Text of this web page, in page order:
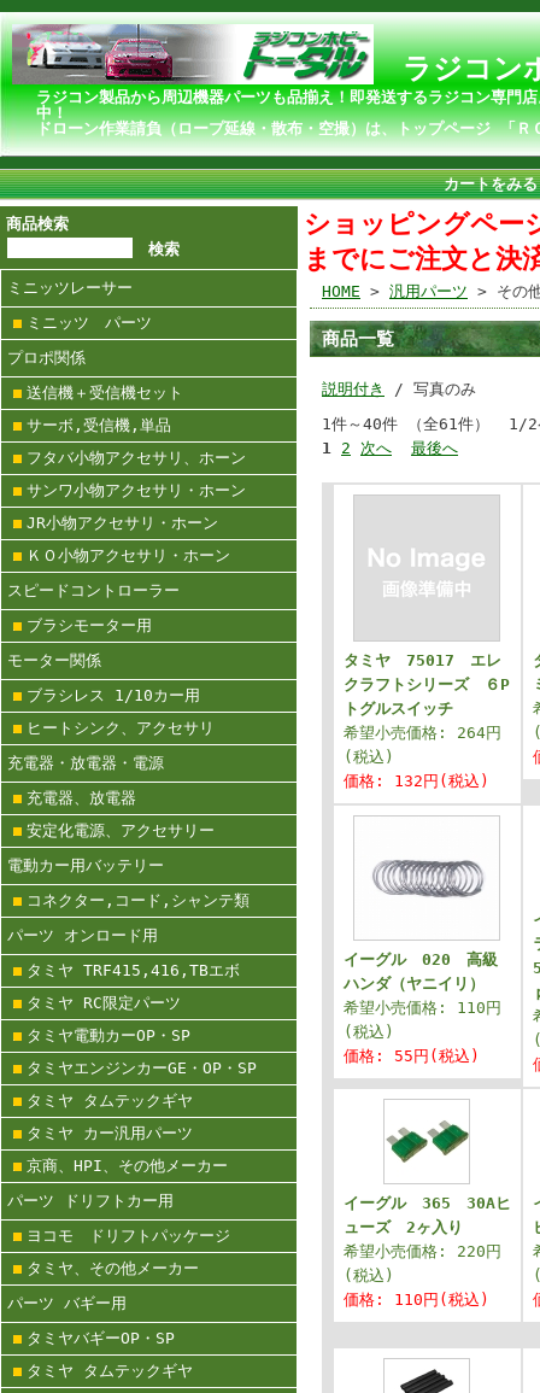
ラジコン
ラジコン製品から周辺機器パーツも品揃え！即発送するラジコン専門
ドローン作業請負（ロープ延線・散布・空撮）は、トップページ 「
カートをみる
商品検索
ミニッツレーサー
ミニッツ パーツ
プロポ関係
送信機＋受信機セット
サーボ,受信機,単品
フタバ小物アクセサリ、ホーン
サンワ小物アクセサリ・ホーン
JR小物アクセサリ・ホーン
ＫＯ小物アクセサリ・ホーン
スピードコントローラー
ブラシモーター用
モーター関係
ブラシレス 1/10カー用
ヒートシンク、アクセサリ
充電器・放電器・電源
充電器、放電器
安定化電源、アクセサリー
電動カー用バッテリー
コネクター,コード,シャンテ類
パーツ オンロード用
タミヤ TRF415,416,TBエボ
タミヤ RC限定パーツ
タミヤ電動カーOP・SP
タミヤエンジンカーGE・OP・SP
タミヤ タムテックギヤ
タミヤ カー汎用パーツ
京商、HPI、その他メーカー
パーツ ドリフトカー用
ヨコモ ドリフトパッケージ
タミヤ、その他メーカー
パーツ バギー用
タミヤバギーOP・SP
タミヤ タムテックギヤ
ショッピングペー
までにご注文と決
HOME > 汎用パーツ > その
商品一覧
説明付き
/ 写真のみ
1件～40件 （全61件） 1/2
1 2 次へ 最後へ
タミヤ 75017 エレ
クラフトシリーズ ６P
トグルスイッチ
希望小売価格: 264円
(税込)
価格: 132円(税込)
イーグル 020 高級
ハンダ（ヤニイリ）
希望小売価格: 110円
(税込)
価格: 55円(税込)
イーグル 365 30Aヒ
ューズ 2ヶ入り
希望小売価格: 220円
(税込)
価格: 110円(税込)